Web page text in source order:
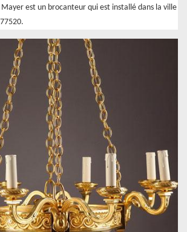
est un brocanteur qui est installé dans la ville